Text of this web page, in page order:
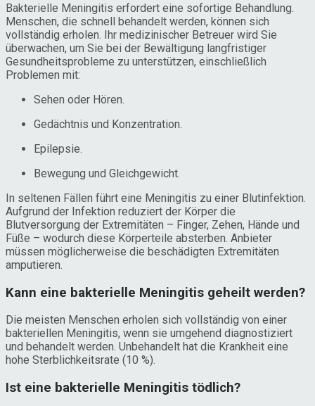
Bakterielle Meningitis erfordert eine sofortige Behandlung.
Menschen, die schnell behandelt werden, können sich
vollständig erholen. Ihr medizinischer Betreuer wird Sie
überwachen, um Sie bei der Bewältigung langfristiger
Gesundheitsprobleme zu unterstützen, einschließlich
Problemen mit:
Sehen oder Hören.
Gedächtnis und Konzentration.
Epilepsie.
Bewegung und Gleichgewicht.
In seltenen Fällen führt eine Meningitis zu einer Blutinfektion.
Aufgrund der Infektion reduziert der Körper die
Blutversorgung der Extremitäten – Finger, Zehen, Hände und
Füße – wodurch diese Körperteile absterben. Anbieter
müssen möglicherweise die beschädigten Extremitäten
amputieren.
Kann eine bakterielle Meningitis geheilt werden?
Die meisten Menschen erholen sich vollständig von einer
bakteriellen Meningitis, wenn sie umgehend diagnostiziert
und behandelt werden. Unbehandelt hat die Krankheit eine
hohe Sterblichkeitsrate (10 %).
Ist eine bakterielle Meningitis tödlich?